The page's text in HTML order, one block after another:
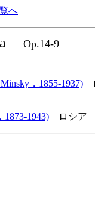
へ
Op.14-9
，1855-1937)
1873-1943) ロシア